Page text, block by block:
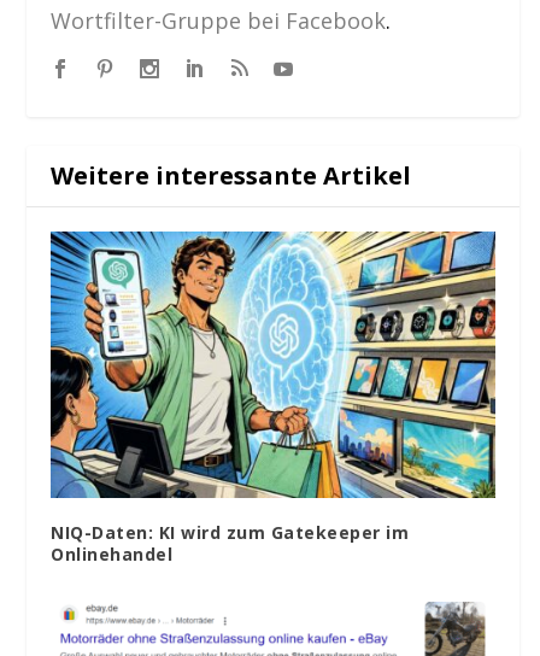
Wortfilter-Gruppe bei Facebook.
Weitere interessante Artikel
NIQ-Daten: KI wird zum Gatekeeper im
Onlinehandel